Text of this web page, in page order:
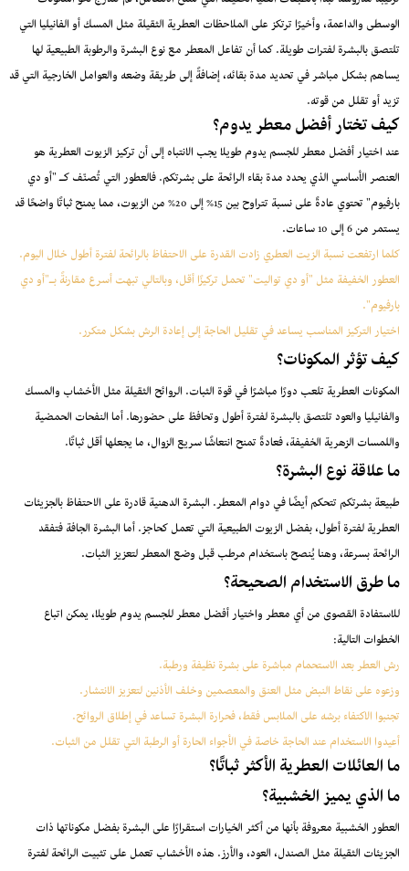
الوسطى والداعمة، وأخيرًا ترتكز على الملاحظات العطرية الثقيلة مثل المسك أو الفانيليا التي
تلتصق بالبشرة لفترات طويلة. كما أن تفاعل المعطر مع نوع البشرة والرطوبة الطبيعية لها
يساهم بشكل مباشر في تحديد مدة بقائه، إضافةً إلى طريقة وضعه والعوامل الخارجية التي قد
تزيد أو تقلل من قوته.
كيف تختار أفضل معطر يدوم؟
عند اختيار أفضل معطر للجسم يدوم طويلا يجب الانتباه إلى أن تركيز الزيوت العطرية هو
العنصر الأساسي الذي يحدد مدة بقاء الرائحة على بشرتكم. فالعطور التي تُصنّف كـ "أو دي
بارفيوم" تحتوي عادةً على نسبة تتراوح بين 15% إلى 20% من الزيوت، مما يمنح ثباتًا واضحًا قد
يستمر من 6 إلى 10 ساعات.
كلما ارتفعت نسبة الزيت العطري زادت القدرة على الاحتفاظ بالرائحة لفترة أطول خلال اليوم.
العطور الخفيفة مثل "أو دي تواليت" تحمل تركيزًا أقل، وبالتالي تبهت أسرع مقارنةً بـ"أو دي
بارفيوم".
اختيار التركيز المناسب يساعد في تقليل الحاجة إلى إعادة الرش بشكل متكرر.
كيف تؤثر المكونات؟
المكونات العطرية تلعب دورًا مباشرًا في قوة الثبات. الروائح الثقيلة مثل الأخشاب والمسك
والفانيليا والعود تلتصق بالبشرة لفترة أطول وتحافظ على حضورها. أما النفحات الحمضية
واللمسات الزهرية الخفيفة، فعادةً تمنح انتعاشًا سريع الزوال، ما يجعلها أقل ثباتًا.
ما علاقة نوع البشرة؟
طبيعة بشرتكم تتحكم أيضًا في دوام المعطر. البشرة الدهنية قادرة على الاحتفاظ بالجزيئات
العطرية لفترة أطول، بفضل الزيوت الطبيعية التي تعمل كحاجز. أما البشرة الجافة فتفقد
الرائحة بسرعة، وهنا يُنصح باستخدام مرطب قبل وضع المعطر لتعزيز الثبات.
ما طرق الاستخدام الصحيحة؟
للاستفادة القصوى من أي معطر واختيار أفضل معطر للجسم يدوم طويلا، يمكن اتباع
الخطوات التالية:
رش العطر بعد الاستحمام مباشرة على بشرة نظيفة ورطبة.
وزعوه على نقاط النبض مثل العنق والمعصمين وخلف الأذنين لتعزيز الانتشار.
تجنبوا الاكتفاء برشه على الملابس فقط، فحرارة البشرة تساعد في إطلاق الروائح.
أعيدوا الاستخدام عند الحاجة خاصة في الأجواء الحارة أو الرطبة التي تقلل من الثبات.
ما العائلات العطرية الأكثر ثباتًا؟
ما الذي يميز الخشبية؟
العطور الخشبية معروفة بأنها من أكثر الخيارات استقرارًا على البشرة بفضل مكوناتها ذات
الجزيئات الثقيلة مثل الصندل، العود، والأرز. هذه الأخشاب تعمل على تثبيت الرائحة لفترة